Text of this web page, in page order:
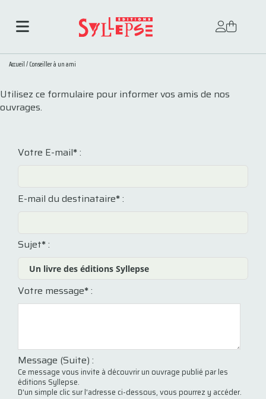
Accueil/Conseiller à un ami
Utilisez ce formulaire pour informer vos amis de nos
ouvrages.
Votre E-mail*:
E-mail du destinataire*:
Sujet*:
Votre message*:
Message (Suite) :
Ce message vous invite à découvrir un ouvrage publié par les
éditions Syllepse.
D'un simple clic sur l'adresse ci-dessous, vous pourrez y accéder.